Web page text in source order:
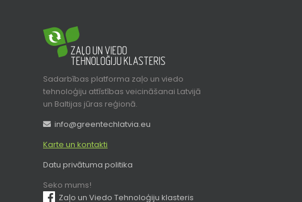
Sadarbības platforma zaļo un viedo
tehnoloģiju attīstības veicināšanai Latvijā
un Baltijas jūras reģionā.
info@greentechlatvia.eu
Karte un kontakti
Datu privātuma politika
Seko mums!
Zaļo un Viedo Tehnoloģiju klasteris